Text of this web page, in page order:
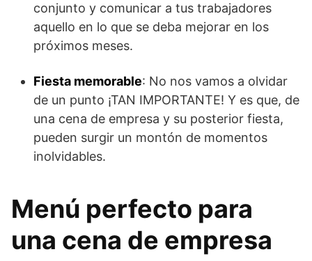
conjunto y comunicar a tus trabajadores
aquello en lo que se deba mejorar en los
próximos meses.
Fiesta memorable: No nos vamos a olvidar
de un punto ¡TAN IMPORTANTE! Y es que, de
una cena de empresa y su posterior fiesta,
pueden surgir un montón de momentos
inolvidables.
Menú perfecto para
una cena de empresa